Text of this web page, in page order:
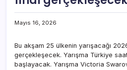
Mayıs 16, 2026
Bu akşam 25 ülkenin yarışacağı
gerçekleşecek. Yarışma Türkiye
başlayacak. Yarışma Victoria